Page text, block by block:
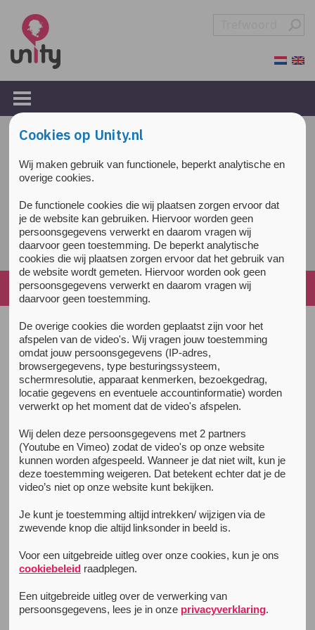
Home »Drugs ABC»DMT & ayahuasca
DMT & ayahuasca
Wat is DMT/ayahuasca?
DMT (N,N-Dimethyltryptamine) is een sterk tripmiddel,
dat vrijwel over de hele wereld in verschillende planten
voorkomt. Het is van nature ook aanwezig in het brein
van knaagdieren en in het menselijk lichaam. De
functie hiervan is nog onduidelijk. In de meest pure
vorm bestaat DMT uit witte kristallen. Meestal ziet de
drug er echter geel- of oranje-achtig uit, en kan het
een scherpe plastic geur hebben als het gerookt
wordt.
DMT is een van de psychoactieve bestanddelen in de
Zuid-Amerikaanse hallucinogene drank ayahuasca.
Naast DMT kunnen er verschillende andere
ingrediënten in de ayahuasca zitten. Dit verschilt erg
Cookies op Unity.nl
Wij maken gebruik van functionele, beperkt analytische en
overige cookies.
De functionele cookies die wij plaatsen zorgen ervoor dat
je de website kan gebruiken. Hiervoor worden geen
persoonsgegevens verwerkt en daarom vragen wij
daarvoor geen toestemming. De beperkt analytische
cookies die wij plaatsen zorgen ervoor dat het gebruik van
de website wordt gemeten. Hiervoor worden ook geen
persoonsgegevens verwerkt en daarom vragen wij
daarvoor geen toestemming.
De overige cookies die worden geplaatst zijn voor het
afspelen van de video's. Wij vragen jouw toestemming
omdat jouw persoonsgegevens (IP-adres,
browsergegevens, type besturingssysteem,
schermresolutie, apparaat kenmerken, bezoekgedrag,
locatie gegevens en eventuele accountinformatie) worden
verwerkt op het moment dat de video's afspelen.
Wij delen deze persoonsgegevens met 2 partners
(Youtube en Vimeo) zodat de video's op onze website
kunnen worden afgespeeld. Wanneer je dat niet wilt, kun je
deze toestemming weigeren. Dat betekent echter dat je de
video’s niet op onze website kunt bekijken.
Je kunt je toestemming altijd intrekken/ wijzigen via de
zwevende knop die altijd linksonder in beeld is.
Voor een uitgebreide uitleg over onze cookies, kun je ons
cookiebeleidraadplegen.
Een uitgebreide uitleg over de verwerking van
persoonsgegevens, lees je in onze privacyverklaring.